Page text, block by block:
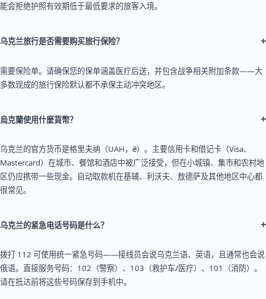
能会拒绝护照有效期低于最低要求的旅客入境。
乌克兰旅行是否需要购买旅行保险？ +
需要保险单。请确保您的保单涵盖医疗后送，并包含战争相关附加条款——大
多数现成的旅行保险默认都不承保主动冲突地区。
烏克蘭使用什麼貨幣？ +
乌克兰的官方货币是格里夫纳（UAH，₴）。主要信用卡和借记卡（Visa、
Mastercard）在城市、餐馆和酒店中被广泛接受，但在小城镇、集市和农村地
区仍应携带一些现金。自动取款机在基辅、利沃夫、敖德萨及其他地区中心都
很常见。
乌克兰的紧急电话号码是什么？ +
拨打 112 可使用统一紧急号码——接线员会说乌克兰语、英语，且通常也会说
俄语。直接服务号码：102（警察）、103（救护车/医疗）、101（消防）。
请在抵达前将这些号码保存到手机中。